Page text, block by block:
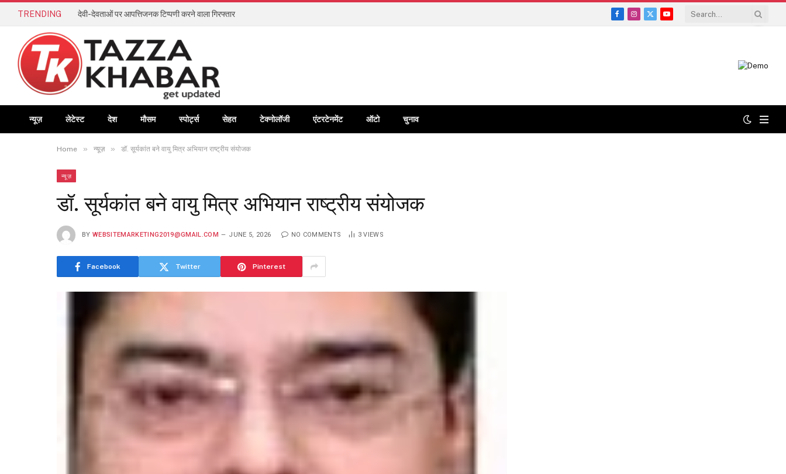
TRENDING देवी-देवताओं पर आपत्तिजनक टिप्पणी करने वाला गिरफ्तार
Facebook
Instagram
X
YouTube
न्यूज़ लेटेस्ट देश मौसम स्पोर्ट्स सेहत टेक्नोलॉजी एंटरटेनमेंट ऑटो चुनाव
Home » न्यूज़ » डॉ. सूर्यकांत बने वायु मित्र अभियान राष्ट्रीय संयोजक
न्यूज़
डॉ. सूर्यकांत बने वायु मित्र अभियान राष्ट्रीय संयोजक
BY WEBSITEMARKETING2019@GMAIL.COM JUNE 5, 2026 NO COMMENTS 3VIEWS
Facebook Twitter Pinterest